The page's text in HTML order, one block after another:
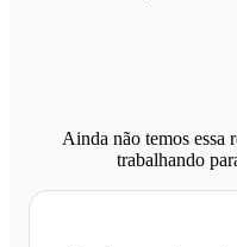
Ainda não temos essa
trabalhando